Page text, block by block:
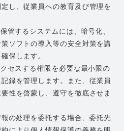
し、従業員への教育及び管理を
管するシステムには、暗号化、
ソフトの導入等の安全対策を講
保します。
セスする権限を必要な最小限の
録を管理します。また、従業員
性を啓蒙し、遵守を徹底させま
の处理を委托する場合、委托先